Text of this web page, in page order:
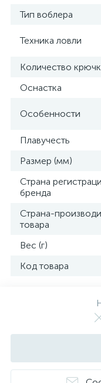
Тип воблера
Техника ловли
Количество
Оснастка
Особенности
Плавучесть
Размер (мм)
Страна
бренда
Страна-
товара
Вес (г)
Код товара